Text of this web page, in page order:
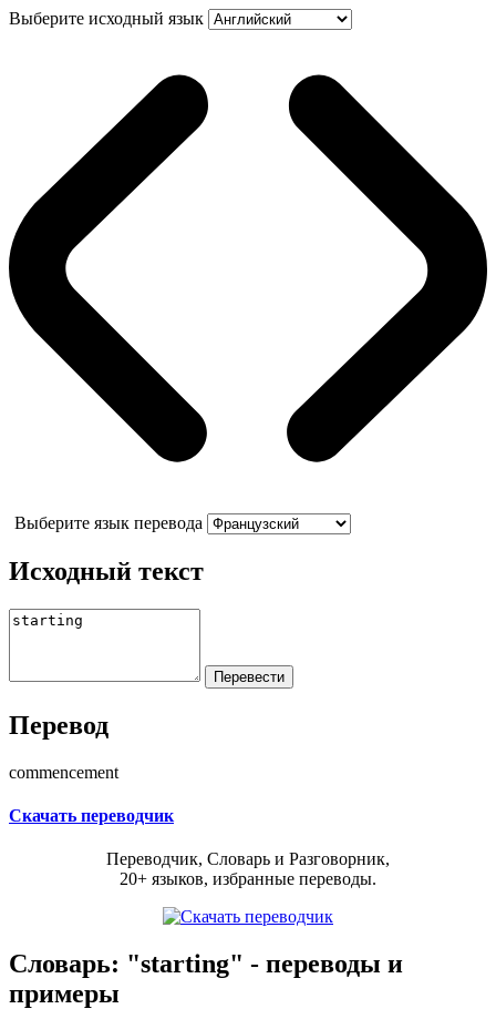
Выберите исходный язык
Выберите язык перевода
Исходный текст
Перевод
commencement
Скачать переводчик
Переводчик, Словарь и Разговорник,
20+ языков, избранные переводы.
Словарь: "starting" - переводы и
примеры